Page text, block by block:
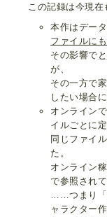
この記録は今現在
本作はデー
ファイルにも
その影響で
が、
その一方で
したい場合
オンライン
イルごとに
同じファイ
た。
オンライン
で参照されて
……つまり「
ャラクター